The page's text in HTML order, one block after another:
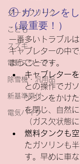
ダートフリーク
こども
スズキ
電動スクーター
除雪機・汎用品
新基準原付
電気バイク
① ガソリンをし
（最重要！）
一番多いトラブル
キャブレターの中
まうことです。
キャブレターを
との操作でガ
ンジンをかけ
を閉じ、自然
（ガス欠状態
燃料タンクも空
たガソリンも
す。早めに車